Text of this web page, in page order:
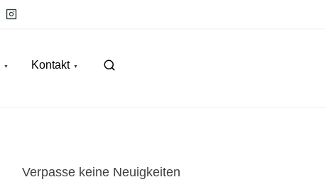
Kontakt
Verpasse keine Neuigkeiten